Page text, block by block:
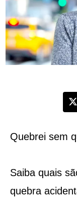
Quebrei sem
Saiba quais
quebra